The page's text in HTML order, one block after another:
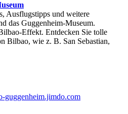
Ausflugstipps und weitere
das Guggenheim-Museum.
Effekt. Entdecken Sie tolle
Bilbao, wie z. B. San Sebastian,
guggenheim.jimdo.com